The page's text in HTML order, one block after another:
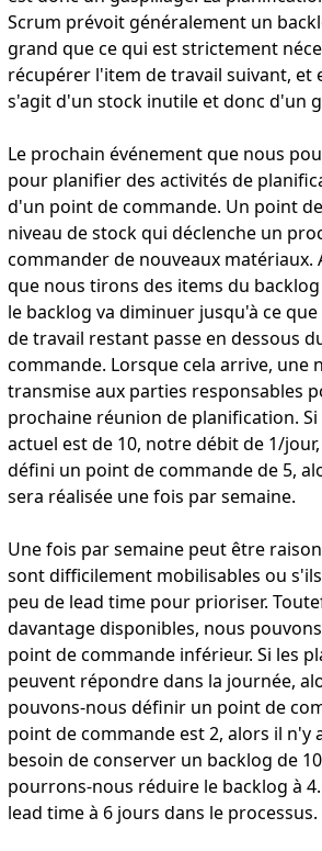
Scrum prévoit généralement un
grand que ce qui est strictement
récupérer l'item de travail suivant, et
s'agit d'un stock inutile et donc d'un
Le prochain événement que nous
pour planifier des activités de
d'un point de commande. Un point
niveau de stock qui déclenche un
commander de nouveaux matériaux.
que nous tirons des items du
le backlog va diminuer jusqu'à ce
de travail restant passe en dessous
commande. Lorsque cela arrive, une
transmise aux parties responsables
prochaine réunion de planification.
actuel est de 10, notre débit de 1/
défini un point de commande de 5,
sera réalisée une fois par semaine.
Une fois par semaine peut être
sont difficilement mobilisables ou
peu de lead time pour prioriser.
davantage disponibles, nous
point de commande inférieur. Si les
peuvent répondre dans la journée,
pouvons-nous définir un point de
point de commande est 2, alors il n'y
besoin de conserver un backlog de
pourrons-nous réduire le backlog à
lead time à 6 jours dans le processus.